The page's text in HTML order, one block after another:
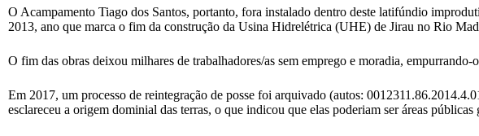
O Acampamento Tiago dos Santos, portanto, fora instalado dentro deste latifúndio
2013, ano que marca o fim da construção da Usina Hidrelétrica (UHE) de Jirau no Rio
O fim das obras deixou milhares de trabalhadores/as sem emprego e moradia,
Em 2017, um processo de reintegração de posse foi arquivado (autos:
esclareceu a origem dominial das terras, o que indicou que elas poderiam ser áreas